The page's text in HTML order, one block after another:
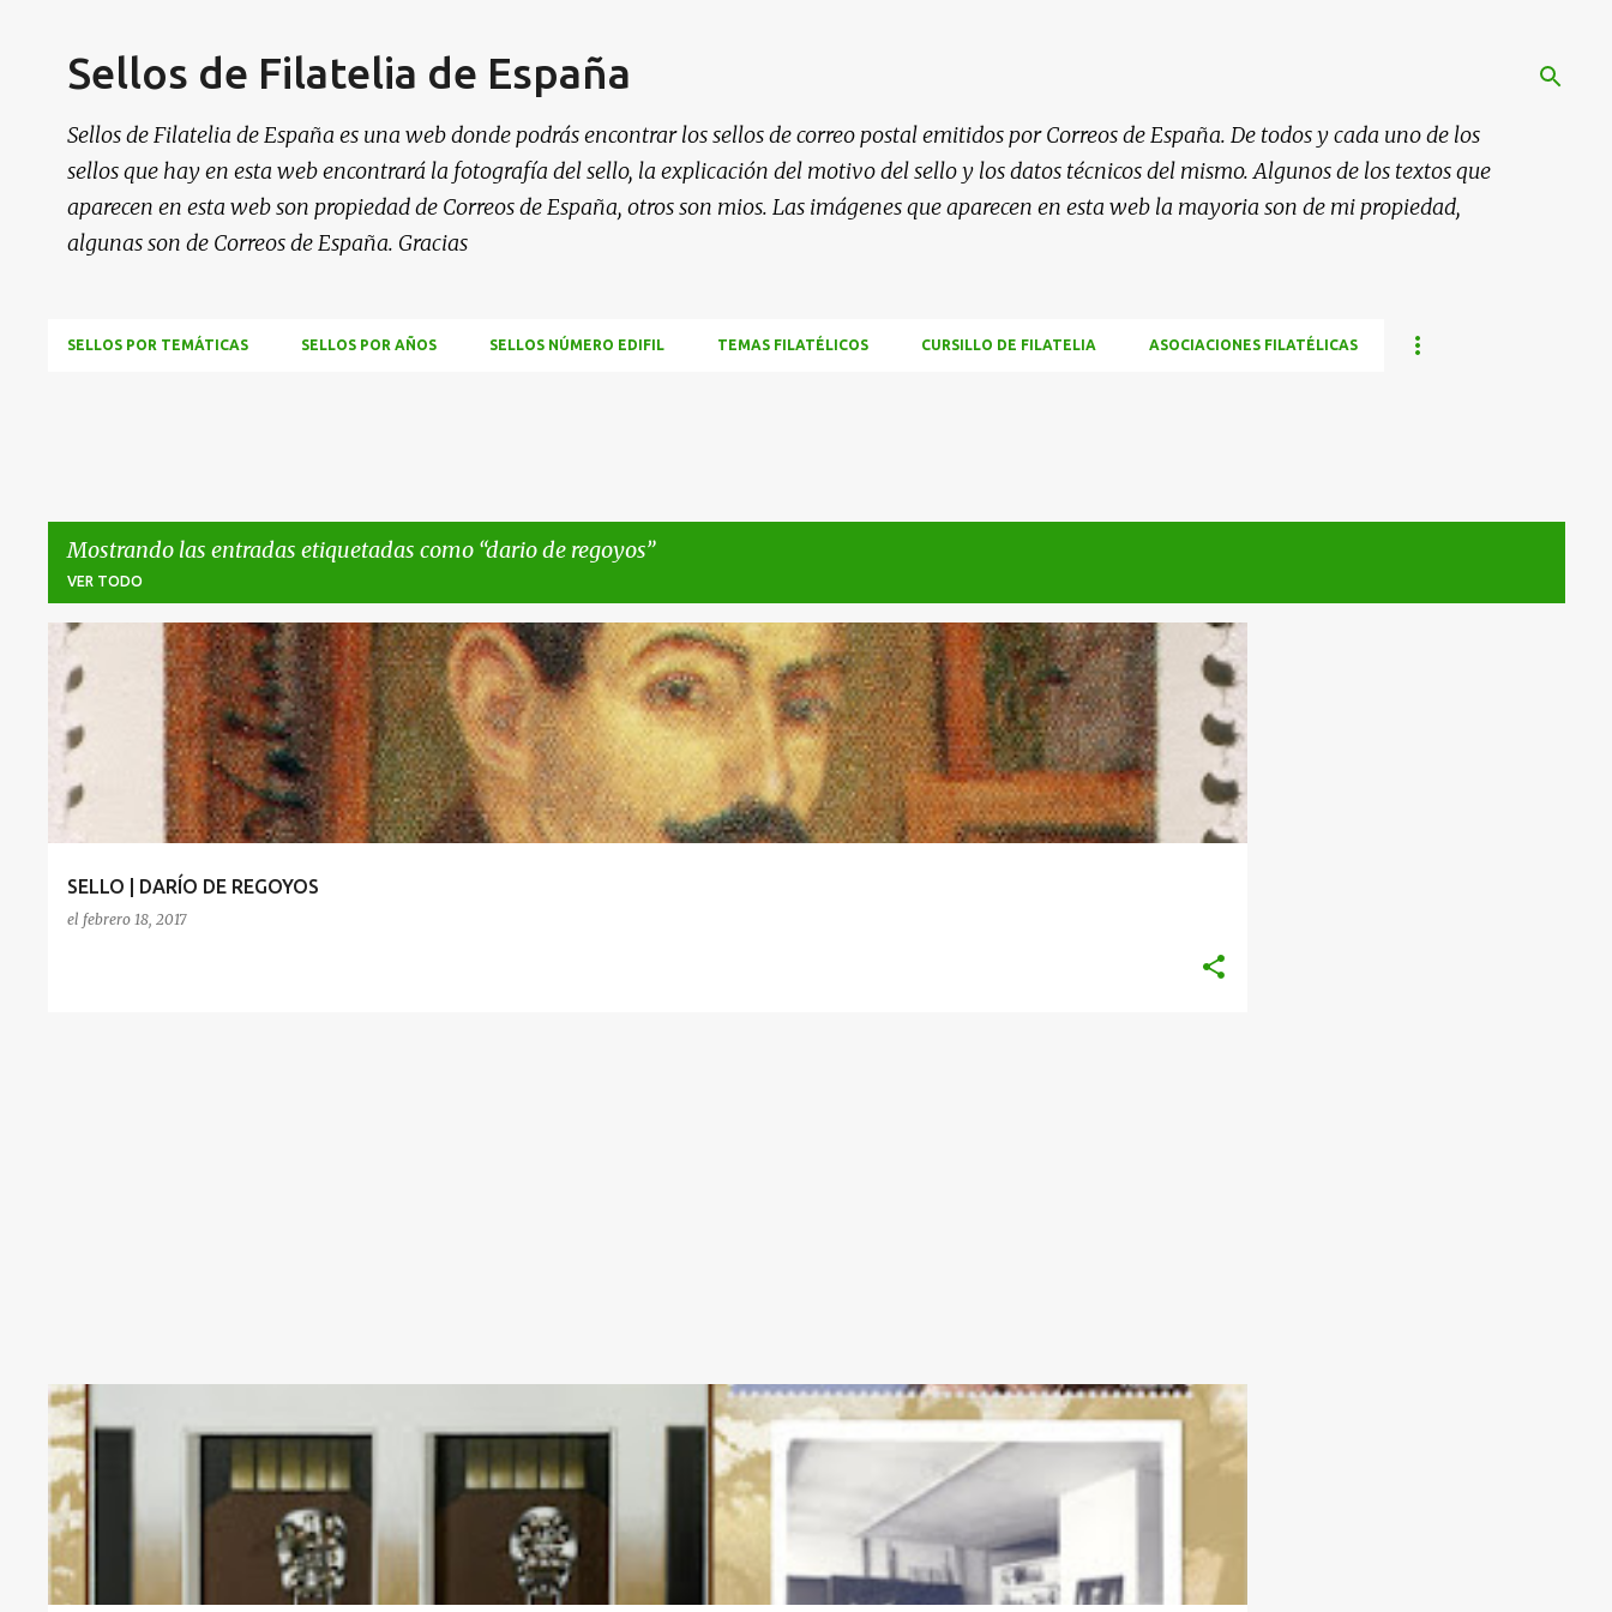
Sellos de Filatelia de España
Sellos de Filatelia de España es una web donde podrás encontrar los sellos de correo postal emitidos por Correos de España. De todos y cada uno de los
sellos que hay en esta web encontrará la fotografía del sello, la explicación del motivo del sello y los datos técnicos del mismo. Algunos de los textos que
aparecen en esta web son propiedad de Correos de España, otros son mios. Las imágenes que aparecen en esta web la mayoria son de mi propiedad,
algunas son de Correos de España. Gracias
SELLOS POR TEMÁTICAS SELLOS POR AÑOS SELLOS NÚMERO EDIFIL TEMAS FILATÉLICOS CURSILLO DE FILATELIA ASOCIACIONES FILATÉLICAS
Mostrando las entradas etiquetadas como dario de regoyos
VER TODO
n
a
SELLO | DARÍO DE REGOYOS
el febrero 18, 2017
DARIO DE REGOYOS PINTURA ESPAÑOLA
ANTONIO MARIA ESQUIVEL PEDRO BERRUGUETE PINTORES